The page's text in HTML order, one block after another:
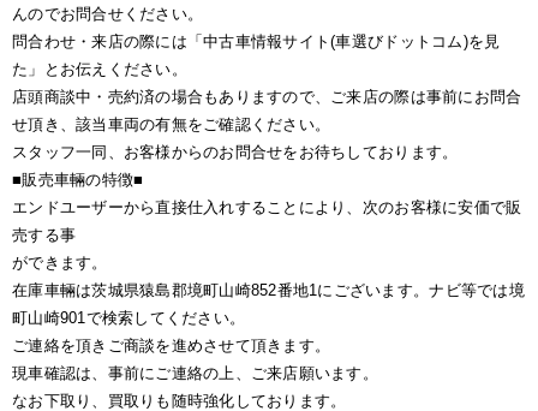
んのでお問合せください。
問合わせ・来店の際には「中古車情報サイト(車選びドットコム)を見
た」とお伝えください。
店頭商談中・売約済の場合もありますので、ご来店の際は事前にお問合
せ頂き、該当車両の有無をご確認ください。
スタッフ一同、お客様からのお問合せをお待ちしております。
■販売車輛の特徴■
エンドユーザーから直接仕入れすることにより、次のお客様に安価で販
売する事
ができます。
在庫車輛は茨城県猿島郡境町山崎852番地1にございます。ナビ等では境
町山崎901で検索してください。
ご連絡を頂きご商談を進めさせて頂きます。
現車確認は、事前にご連絡の上、ご来店願います。
なお下取り、買取りも随時強化しております。